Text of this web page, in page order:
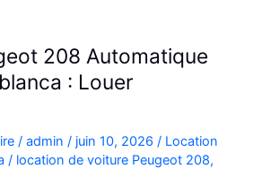
208 Automatique
: Louer
/ admin / juin 10, 2026 / Location
/ location de voiture Peugeot 208,